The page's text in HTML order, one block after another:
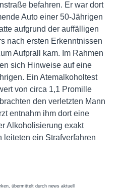
befahren. Er war dort
Auto einer 50-Jährigen
aufgrund der auffälligen
nach ersten Erkenntnissen
Aufprall kam. Im Rahmen
sich Hinweise auf eine
Ein Atemalkoholtest
von circa 1,1 Promille
den verletzten Mann
entnahm ihm dort eine
Alkoholisierung exakt
leiteten ein Strafverfahren
übermittelt durch news aktuell